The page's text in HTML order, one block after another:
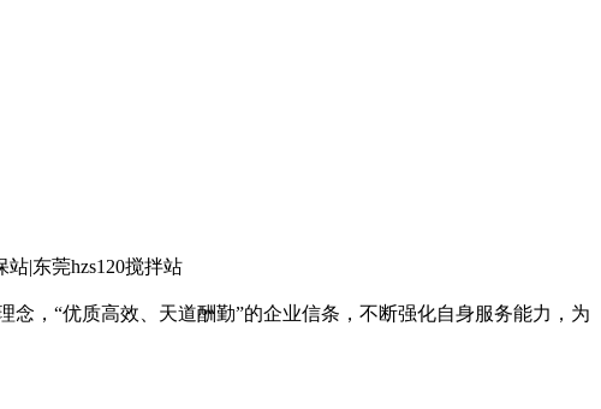
|东莞hzs120搅拌站
，“优质高效、天道酬勤”的企业信条，不断强化自身服务能力，为